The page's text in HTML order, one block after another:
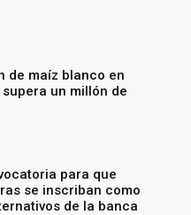
de maíz blanco en
un millón de
para que
se inscriban como
de la banca